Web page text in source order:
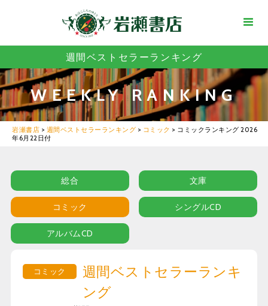
週間ベストセラーランキング
WEEKLY RANKING
岩瀬書店 > 週間ベストセラーランキング > コミック > コミックランキング 2026
年6月22日付
総合 文庫
コミック シングルCD
アルバムCD
コミック
週間ベストセラーランキ
ング